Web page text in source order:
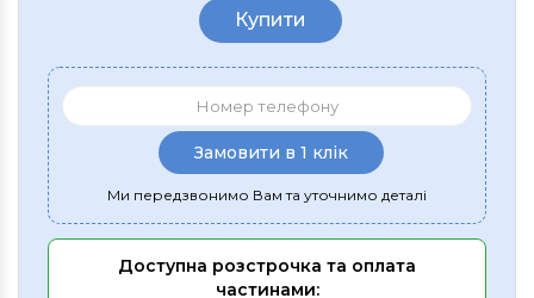
Купити
Замовити в 1 клік
Ми передзвонимо Вам та уточнимо деталі
Доступна розстрочка та оплата
частинами: